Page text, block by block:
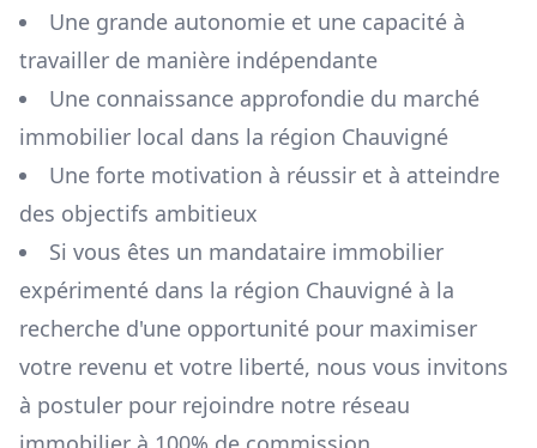
Une grande autonomie et une capacité à
travailler de manière indépendante
Une connaissance approfondie du marché
immobilier local dans la région Chauvigné
Une forte motivation à réussir et à atteindre
des objectifs ambitieux
Si vous êtes un mandataire immobilier
expérimenté dans la région Chauvigné à la
recherche d'une opportunité pour maximiser
votre revenu et votre liberté, nous vous invitons
à postuler pour rejoindre notre réseau